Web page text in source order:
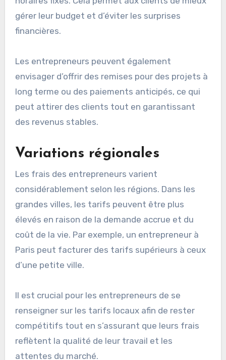
Flexibilité des tarifs
La flexibilité des tarifs est une autre tendance
adoptent des modèles de tarification basés sur
le projet ou des forfaits, plutôt que des tarifs
horaires fixes. Cela permet aux clients de mieux
gérer leur budget et d’éviter les surprises
financières.
Les entrepreneurs peuvent également
long terme ou des paiements anticipés, ce qui
peut attirer des clients tout en garantissant
des revenus stables.
Variations régionales
Les frais des entrepreneurs varient
grandes villes, les tarifs peuvent être plus
élevés en raison de la demande accrue et du
coût de la vie. Par exemple, un entrepreneur à
Paris peut facturer des tarifs supérieurs à ceux
d’une petite ville.